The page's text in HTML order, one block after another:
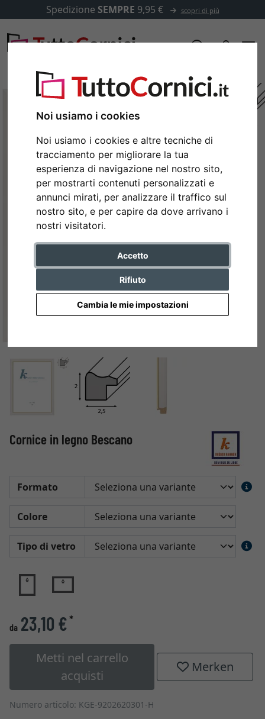
Noi usiamo i cookies
Noi usiamo i cookies e altre tecniche di
tracciamento per migliorare la tua
esperienza di navigazione nel nostro sito,
per mostrarti contenuti personalizzati e
annunci mirati, per analizzare il traffico sul
nostro sito, e per capire da dove arrivano i
nostri visitatori.
Accetto
Rifiuto
Cambia le mie impostazioni
Spedizione SEMPRE 9,95 € scopri di più
Indietro
Cornice in legno Bescano
Formato
Colore
Tipo di vetro
da 23,10 €*
Metti nel carrello
acquisti
Merken
Numero articolo: KGE-9202620301-H